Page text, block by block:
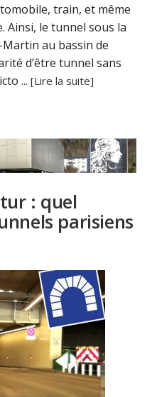
train, et même
le tunnel sous la
au bassin de
d’être tunnel sans
...[Lire la suite]
: quel
parisiens